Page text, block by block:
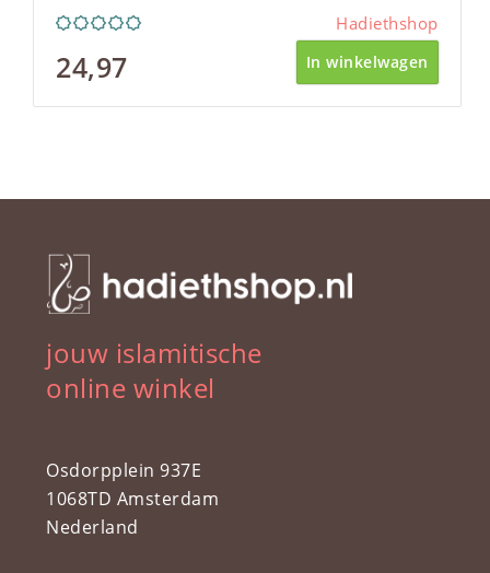
Hadiethshop
24,97 In winkelwagen
jouw islamitische
online winkel
Osdorpplein 937E
1068TD Amsterdam
Nederland